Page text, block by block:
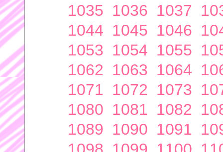
1035 1036 1037
1044 1045 1046
1053 1054 1055
1062 1063 1064
1071 1072 1073
1080 1081 1082
1089 1090 1091